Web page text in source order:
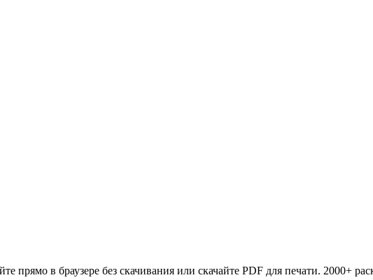
в браузере без скачивания или скачайте PDF для печати. 2000+